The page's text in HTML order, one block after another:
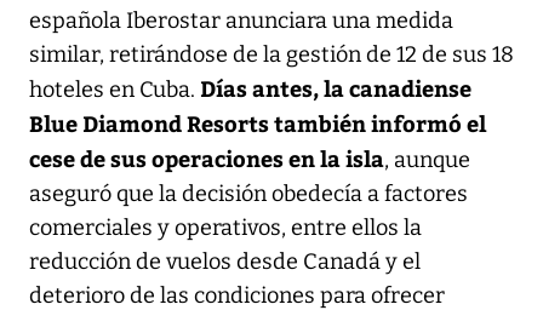
española Iberostar anunciara una medida
similar, retirándose de la gestión de 12 de sus 18
hoteles en Cuba. Días antes, la canadiense
Blue Diamond Resorts también informó el
cese de sus operaciones en la isla, aunque
aseguró que la decisión obedecía a factores
comerciales y operativos, entre ellos la
reducción de vuelos desde Canadá y el
deterioro de las condiciones para ofrecer